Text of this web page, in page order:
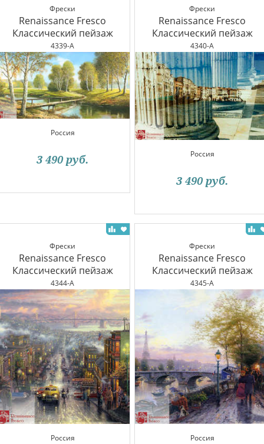
Фрески
Renaissance Fresco
Классический пейзаж
4339-A
Россия
3 490 руб.
Фрески
Renaissance Fresco
Классический пейзаж
4340-A
Россия
3 490 руб.
Фрески
Renaissance Fresco
Классический пейзаж
4344-A
Россия
Фрески
Renaissance Fresco
Классический пейзаж
4345-A
Россия